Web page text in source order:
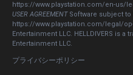
https://www.playstation.com/en-us/
USER AGREEMENTSoftware subject to
https://www.playstation.com/legal/
Entertainment LLC. HELLDIVERS is a
Entertainment LLC.
プライバシーポリシー